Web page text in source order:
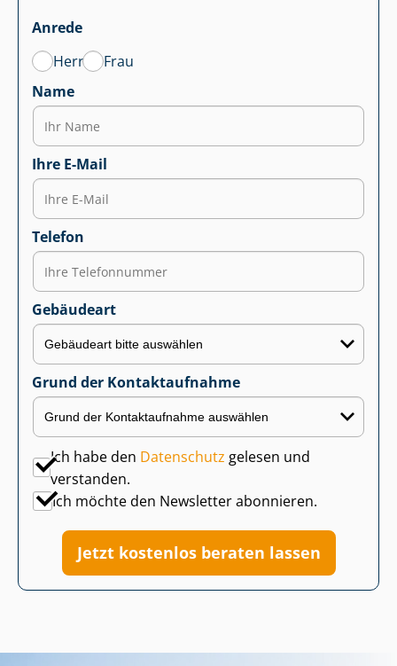
Anrede
Herr
Frau
Name
Ihre E-Mail
Telefon
Gebäudeart
Grund der Kontaktaufnahme
Ich habe den Datenschutz gelesen und
verstanden.
Ich möchte den Newsletter abonnieren.
Jetzt kostenlos beraten lassen